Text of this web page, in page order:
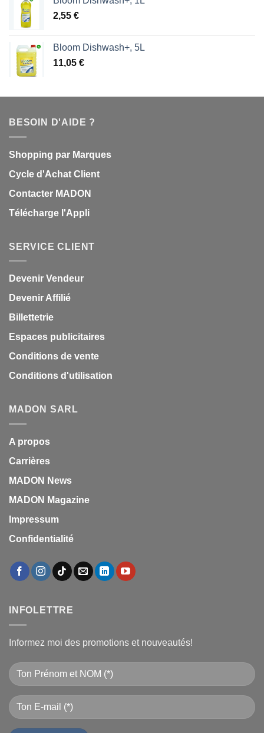
2,55 €
Bloom Dishwash+, 5L
11,05 €
BESOIN D'AIDE ?
Shopping par Marques
Cycle d'Achat Client
Contacter MADON
Télécharge l'Appli
SERVICE CLIENT
Devenir Vendeur
Devenir Affilié
Billettetrie
Espaces publicitaires
Conditions de vente
Conditions d'utilisation
MADON SARL
A propos
Carrières
MADON News
MADON Magazine
Impressum
Confidentialité
INFOLETTRE
Informez moi des promotions et nouveautés!